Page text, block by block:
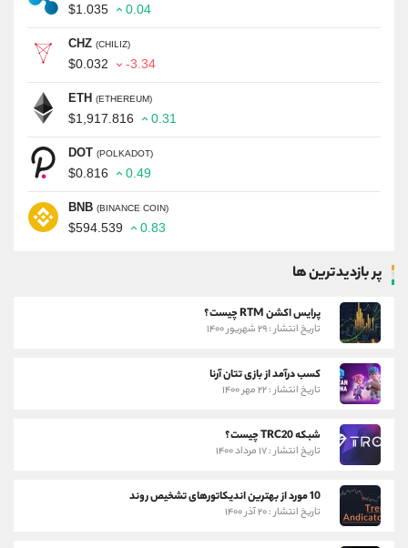
$1.035 0.04
CHZ (CHILIZ)
$0.032 -3.34
ETH (ETHEREUM)
$1,917.816 0.31
DOT (POLKADOT)
$0.816 0.49
BNB (BINANCE COIN)
$594.539 0.83
پر بازدیدترین ها
پرایس اکشن RTM چیست؟
تاریخ انتشار : ۲۹ شهریور ۱۴۰۰
کسب درآمد از بازی تتان آرنا
تاریخ انتشار : ۲۲ مهر ۱۴۰۰
شبکه TRC20 چیست؟
تاریخ انتشار : ۱۷ مرداد ۱۴۰۰
10 مورد از بهترین اندیکاتورهای تشخیص روند
تاریخ انتشار : ۲۰ آذر ۱۴۰۰